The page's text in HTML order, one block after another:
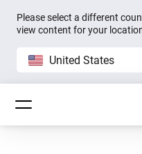
Please select a different
view content for your
United States